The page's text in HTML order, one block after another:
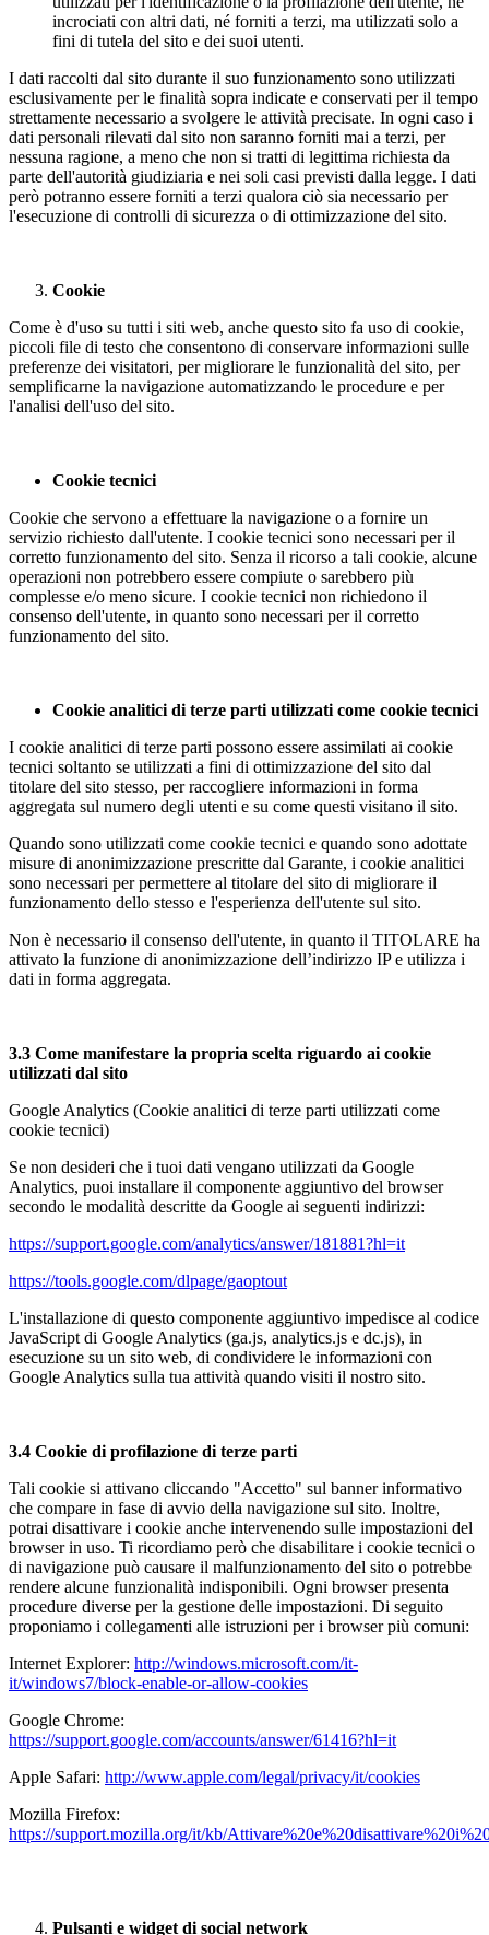
incrociati con altri dati, né forniti a terzi, ma utilizzati solo a
fini di tutela del sito e dei suoi utenti.
I dati raccolti dal sito durante il suo funzionamento sono utilizzati
esclusivamente per le finalità sopra indicate e conservati per il tempo
strettamente necessario a svolgere le attività precisate. In ogni caso i
dati personali rilevati dal sito non saranno forniti mai a terzi, per
nessuna ragione, a meno che non si tratti di legittima richiesta da
parte dell'autorità giudiziaria e nei soli casi previsti dalla legge. I dati
però potranno essere forniti a terzi qualora ciò sia necessario per
l'esecuzione di controlli di sicurezza o di ottimizzazione del sito.
Cookie
Come è d'uso su tutti i siti web, anche questo sito fa uso di cookie,
piccoli file di testo che consentono di conservare informazioni sulle
preferenze dei visitatori, per migliorare le funzionalità del sito, per
semplificarne la navigazione automatizzando le procedure e per
l'analisi dell'uso del sito.
Cookie tecnici
Cookie che servono a effettuare la navigazione o a fornire un
servizio richiesto dall'utente. I cookie tecnici sono necessari per il
corretto funzionamento del sito. Senza il ricorso a tali cookie, alcune
operazioni non potrebbero essere compiute o sarebbero più
complesse e/o meno sicure. I cookie tecnici non richiedono il
consenso dell'utente, in quanto sono necessari per il corretto
funzionamento del sito.
Cookie analitici di terze parti utilizzati come cookie tecnici
I cookie analitici di terze parti possono essere assimilati ai cookie
tecnici soltanto se utilizzati a fini di ottimizzazione del sito dal
titolare del sito stesso, per raccogliere informazioni in forma
aggregata sul numero degli utenti e su come questi visitano il sito.
Quando sono utilizzati come cookie tecnici e quando sono adottate
misure di anonimizzazione prescritte dal Garante, i cookie analitici
sono necessari per permettere al titolare del sito di migliorare il
funzionamento dello stesso e l'esperienza dell'utente sul sito.
Non è necessario il consenso dell'utente, in quanto il TITOLARE ha
attivato la funzione di anonimizzazione dell’indirizzo IP e utilizza i
dati in forma aggregata.
3.3 Come manifestare la propria scelta riguardo ai cookie
utilizzati dal sito
Google Analytics (Cookie analitici di terze parti utilizzati come
cookie tecnici)
Se non desideri che i tuoi dati vengano utilizzati da Google
Analytics, puoi installare il componente aggiuntivo del browser
secondo le modalità descritte da Google ai seguenti indirizzi:
https://support.google.com/analytics/answer/181881?hl=it
https://tools.google.com/dlpage/gaoptout
L'installazione di questo componente aggiuntivo impedisce al codice
JavaScript di Google Analytics (ga.js, analytics.js e dc.js), in
esecuzione su un sito web, di condividere le informazioni con
Google Analytics sulla tua attività quando visiti il nostro sito.
3.4 Cookie di profilazione di terze parti
Tali cookie si attivano cliccando "Accetto" sul banner informativo
che compare in fase di avvio della navigazione sul sito. Inoltre,
potrai disattivare i cookie anche intervenendo sulle impostazioni del
browser in uso. Ti ricordiamo però che disabilitare i cookie tecnici o
di navigazione può causare il malfunzionamento del sito o potrebbe
rendere alcune funzionalità indisponibili. Ogni browser presenta
procedure diverse per la gestione delle impostazioni. Di seguito
proponiamo i collegamenti alle istruzioni per i browser più comuni:
Internet Explorer: http://windows.microsoft.com/it-
it/windows7/block-enable-or-allow-cookies
Google Chrome:
https://support.google.com/accounts/answer/61416?hl=it
Apple Safari: http://www.apple.com/legal/privacy/it/cookies
Mozilla Firefox:
https://support.mozilla.org/it/kb/
Pulsanti e widget di social network